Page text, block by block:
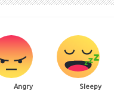
Sleepy
Angry